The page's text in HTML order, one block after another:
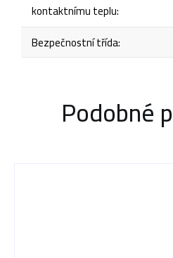
kontaktnímu teplu:
Bezpečnostní třída:
Podobné